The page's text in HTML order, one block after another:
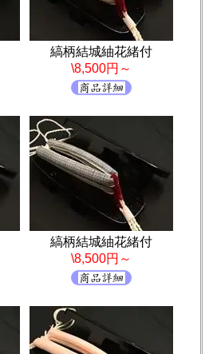
縞柄結城紬花緒付
\8,500円～
縞柄結城紬花緒付
\8,500円～